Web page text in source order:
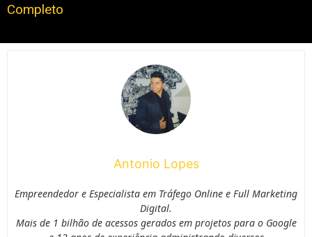
Completo
Antonio Lopes
Empreendedor e Especialista em Tráfego Online e Full Marketing
Digital.
Mais de 1 bilhão de acessos gerados em projetos para o Google